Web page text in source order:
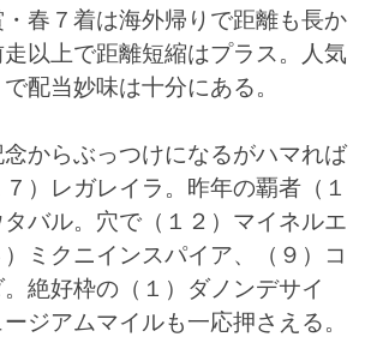
春７着は海外帰りで距離も長か
以上で距離短縮はプラス。人気
配当妙味は十分にある。
からぶっつけになるがハマれば
）レガレイラ。昨年の覇者（１
バル。穴で（１２）マイネルエ
ミクニインスパイア、（９）コ
絶好枠の（１）ダノンデサイ
ジアムマイルも一応押さえる。